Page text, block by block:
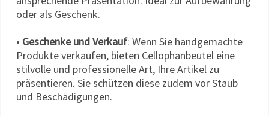
oder als Geschenk.
• Geschenke und Verkauf: Wenn Sie handgemachte
Produkte verkaufen, bieten Cellophanbeutel eine
stilvolle und professionelle Art, Ihre Artikel zu
präsentieren. Sie schützen diese zudem vor Staub
und Beschädigungen.